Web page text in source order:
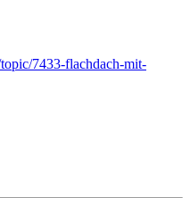
7433-flachdach-mit-